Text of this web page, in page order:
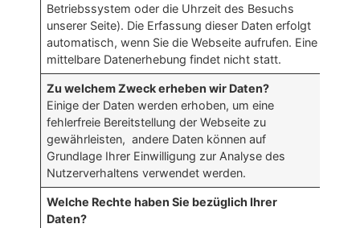
Betriebssystem oder die Uhrzeit des Besuchs
unserer Seite). Die Erfassung dieser Daten erfolgt
automatisch, wenn Sie die Webseite aufrufen. Eine
mittelbare Datenerhebung findet nicht statt.
Zu welchem Zweck erheben wir Daten?
Einige der Daten werden erhoben, um eine
fehlerfreie Bereitstellung der Webseite zu
gewährleisten, andere Daten können auf
Grundlage Ihrer Einwilligung zur Analyse des
Nutzerverhaltens verwendet werden.
Welche Rechte haben Sie bezüglich Ihrer
Daten?